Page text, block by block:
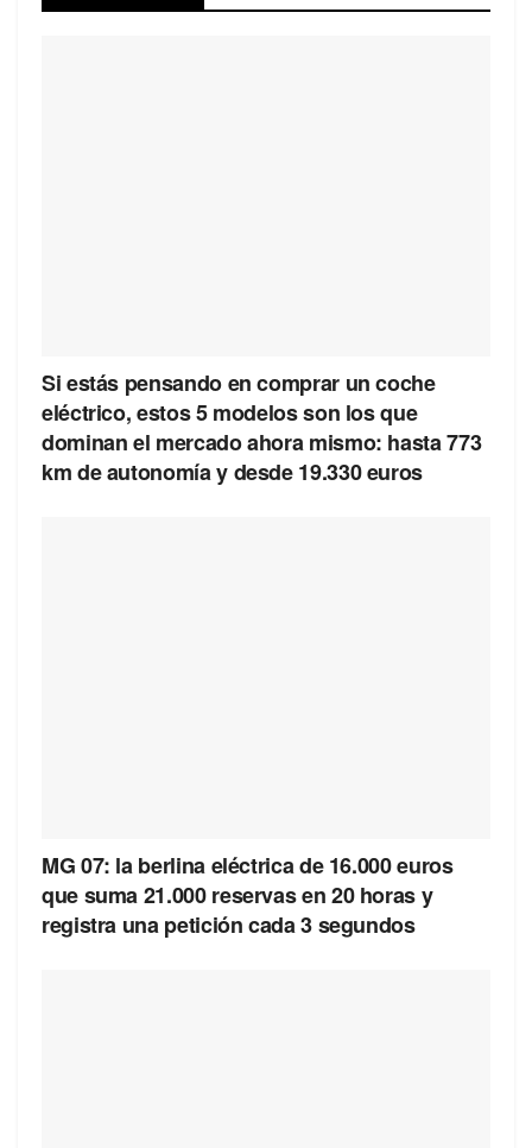
Si estás pensando en comprar un coche
eléctrico, estos 5 modelos son los que
dominan el mercado ahora mismo: hasta 773
km de autonomía y desde 19.330 euros
MG 07: la berlina eléctrica de 16.000 euros
que suma 21.000 reservas en 20 horas y
registra una petición cada 3 segundos